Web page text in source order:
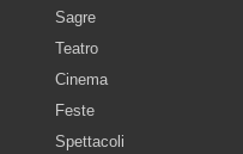
Sagre
Teatro
Cinema
Feste
Spettacoli